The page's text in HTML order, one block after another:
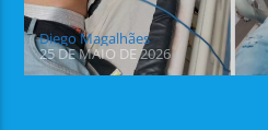
Diego Magalhães
25 DE MAIO DE 2026